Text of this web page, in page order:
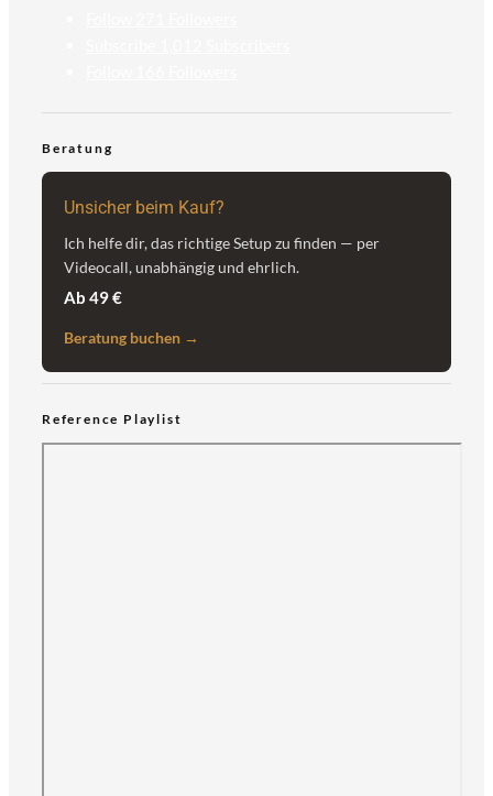
Beratung
Unsicher beim Kauf?
Ich helfe dir, das richtige Setup zu finden — per
Videocall, unabhängig und ehrlich.
Ab 49 €
Beratung buchen →
Reference Playlist